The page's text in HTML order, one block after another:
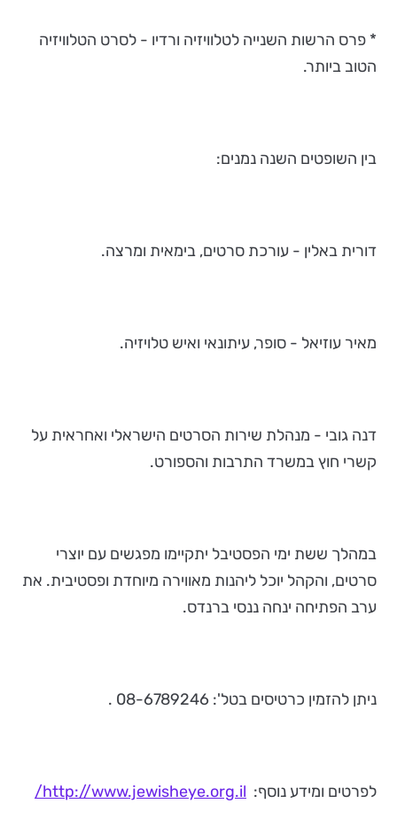
* פרס הרשות השנייה לטלוויזיה ורדיו - לסרט הטלוויזיה
הטוב ביותר.
בין השופטים השנה נמנים:
דורית באלין - עורכת סרטים, בימאית ומרצה.
מאיר עוזיאל - סופר, עיתונאי ואיש טלויזיה.
דנה גובי - מנהלת שירות הסרטים הישראלי ואחראית על
קשרי חוץ במשרד התרבות והספורט.
במהלך ששת ימי הפסטיבל יתקיימו מפגשים עם יוצרי
סרטים, והקהל יוכל ליהנות מאווירה מיוחדת ופסטיבית. את
ערב הפתיחה ינחה ננסי ברנדס.
ניתן להזמין כרטיסים בטל': 08-6789246 .
לפרטים ומידע נוסף: http://www.jewisheye.org.il/